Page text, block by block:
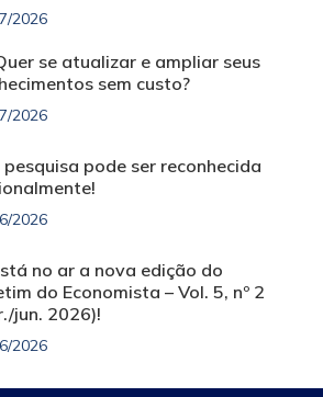
2026
se atualizar e ampliar seus
sem custo?
2026
pesquisa pode ser reconhecida
2026
no ar a nova edição do
do Economista – Vol. 5, nº 2
jun. 2026)!
2026